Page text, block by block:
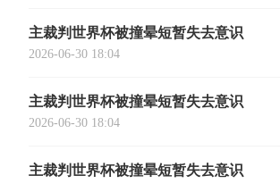
主裁判世界杯被撞晕短暂失去意识
2026-06-30 18:04
主裁判世界杯被撞晕短暂失去意识
2026-06-30 18:04
主裁判世界杯被撞晕短暂失去意识